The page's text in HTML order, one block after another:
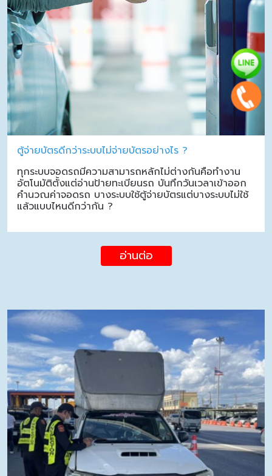
ตู้จ่ายบัตรดีกว่าระบบไม่จ่ายบัตรอย่างไร ?
ทุกระบบจอดรถมีความสามารถหลักไม่ต่างกันคือทำงาน
อัตโนมัติตั้งแต่อ่านป้ายทะเบียนรถ บันทึกวันเวลาเข้าออก
คำนวณค่าจอดรถ บางระบบใช้ตู้จ่ายบัตรแต่บางระบบไม่ใช้
แล้วแบบไหนดีกว่ากัน ?
อ่านต่อ